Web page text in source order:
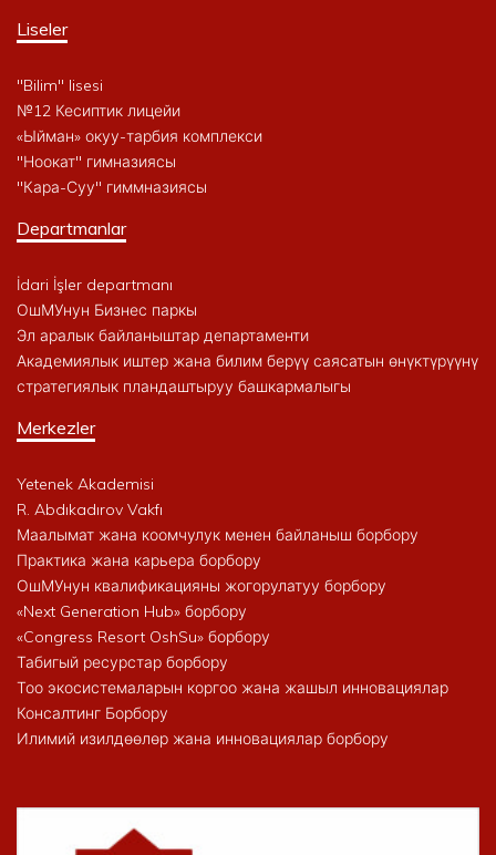
Liseler
"Bilim" lisesi
№12 Кесиптик лицейи
«Ыйман» окуу-тарбия комплекси
"Ноокат" гимназиясы
"Кара-Суу" гиммназиясы
Departmanlar
İdari İşler departmanı
ОшМУнун Бизнес паркы
Эл аралык байланыштар департаменти
Академиялык иштер жана билим берүү саясатын өнүктүрүүнү
стратегиялык пландаштыруу башкармалыгы
Merkezler
Yetenek Akademisi
R. Abdıkadırov Vakfı
Маалымат жана коомчулук менен байланыш борбору
Практика жана карьера борбору
ОшМУнун квалификацияны жогорулатуу борбору
«Next Generation Hub» борбору
«Congress Resort OshSu» борбору
Табигый ресурстар борбору
Тоо экосистемаларын коргоо жана жашыл инновациялар
Консалтинг Борбору
Илимий изилдөөлөр жана инновациялар борбору